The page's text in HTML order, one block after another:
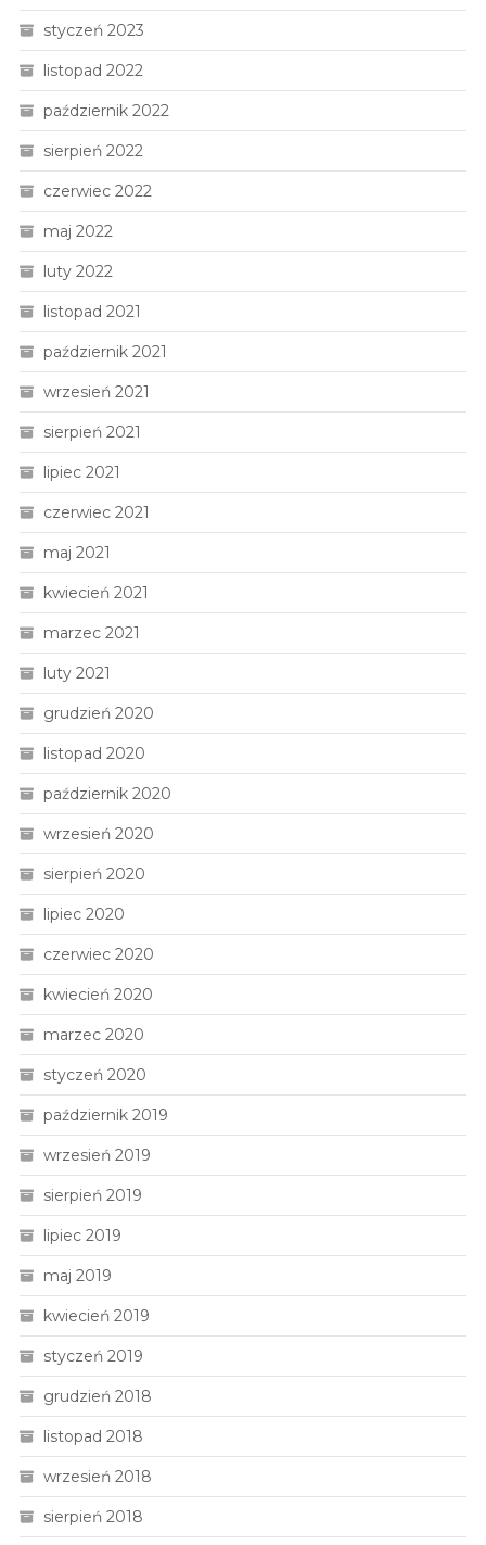
styczeń 2023
listopad 2022
październik 2022
sierpień 2022
czerwiec 2022
maj 2022
luty 2022
listopad 2021
październik 2021
wrzesień 2021
sierpień 2021
lipiec 2021
czerwiec 2021
maj 2021
kwiecień 2021
marzec 2021
luty 2021
grudzień 2020
listopad 2020
październik 2020
wrzesień 2020
sierpień 2020
lipiec 2020
czerwiec 2020
kwiecień 2020
marzec 2020
styczeń 2020
październik 2019
wrzesień 2019
sierpień 2019
lipiec 2019
maj 2019
kwiecień 2019
styczeń 2019
grudzień 2018
listopad 2018
wrzesień 2018
sierpień 2018